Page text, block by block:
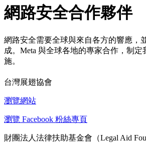
網路安全合作夥伴
網路安全需要全球與來自各方的響應，
成。Meta 與全球各地的專家合作，制
施。
台灣展翅協會
瀏覽網站
瀏覽 Facebook 粉絲專頁
財團法人法律扶助基金會（Legal Aid